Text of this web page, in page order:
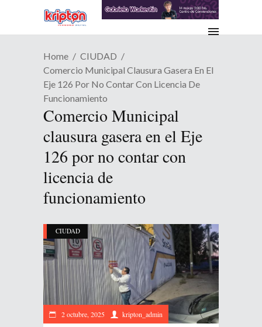
Home
CIUDAD
Comercio Municipal Clausura Gasera En El
Eje 126 Por No Contar Con Licencia De
Funcionamiento
Comercio Municipal
clausura gasera en el Eje
126 por no contar con
licencia de
funcionamiento
CIUDAD
2 octubre, 2025 kripton_admin